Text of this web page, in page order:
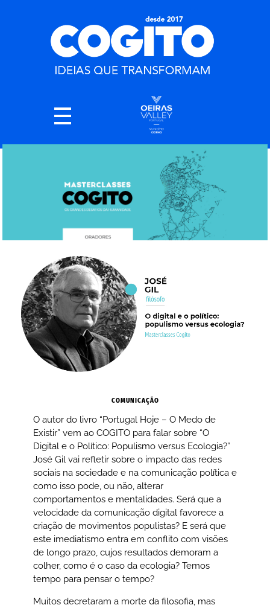
COMUNICAÇÃO
O autor do livro “Portugal Hoje – O Medo de
Existir” vem ao COGITO para falar sobre “O
Digital e o Político: Populismo versus Ecologia?”
José Gil vai refletir sobre o impacto das redes
sociais na sociedade e na comunicação política e
como isso pode, ou não, alterar
comportamentos e mentalidades. Será que a
velocidade da comunicação digital favorece a
criação de movimentos populistas? E será que
este imediatismo entra em conflito com visões
de longo prazo, cujos resultados demoram a
colher, como é o caso da ecologia? Temos
tempo para pensar o tempo?
Muitos decretaram a morte da filosofia, mas